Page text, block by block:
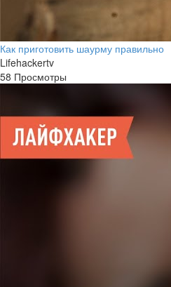
Как приготовить шаурму правильно
Lifehackertv
58 Просмотры